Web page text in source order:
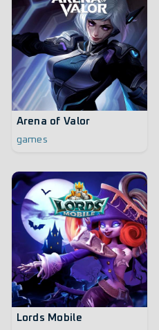
Arena of Valor
games
Lords Mobile